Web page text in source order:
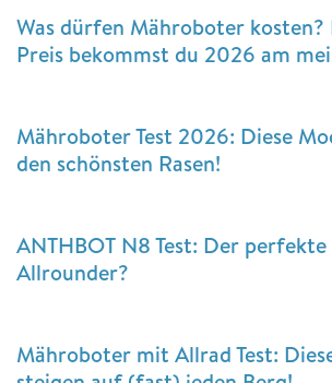
Was dürfen Mähroboter kosten?
Preis bekommst du 2026 am
Mähroboter Test 2026: Diese
den schönsten Rasen!
ANTHBOT N8 Test: Der
Allrounder?
Mähroboter mit Allrad Test: